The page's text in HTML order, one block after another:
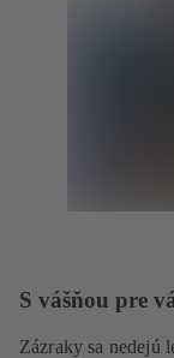
S vášňou pre
Zázraky sa nedejú